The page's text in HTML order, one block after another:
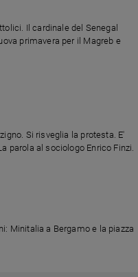
Il cardinale del Senegal
primavera per il Magreb e
Si risveglia la protesta. E'
parola al sociologo Enrico Finzi.
Minitalia a Bergamo e la piazza